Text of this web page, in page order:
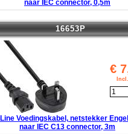
naar IEC connector, 0,5m
16653P
€
Voedingskabel, netstekker
naar IEC C13 connector, 3m